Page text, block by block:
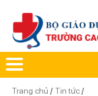
Trang chủ / Tin tức/